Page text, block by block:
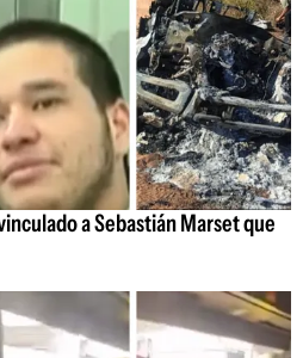
a Sebastián Marset que